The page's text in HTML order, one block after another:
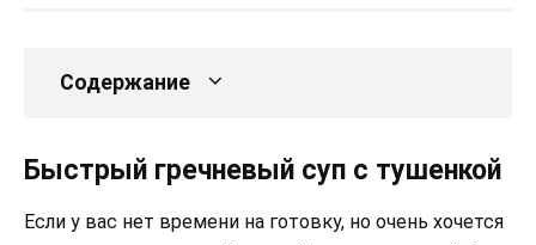
Содержание
Быстрый гречневый суп с тушенкой
Если у вас нет времени на готовку, но очень хочется